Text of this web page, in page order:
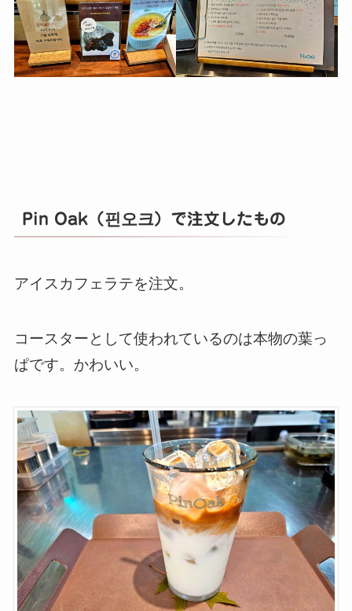
Pin Oak（핀오크）で注文したもの
アイスカフェラテを注文。
コースターとして使われているのは本物の葉っ
ぱです。かわいい。